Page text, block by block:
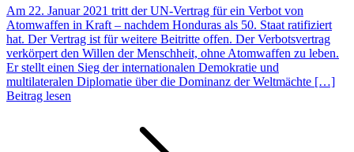
Am 22. Januar 2021 tritt der UN-Vertrag für ein Verbot von
Atomwaffen in Kraft – nachdem Honduras als 50. Staat ratifiziert
hat. Der Vertrag ist für weitere Beitritte offen. Der Verbotsvertrag
verkörpert den Willen der Menschheit, ohne Atomwaffen zu leben.
Er stellt einen Sieg der internationalen Demokratie und
multilateralen Diplomatie über die Dominanz der Weltmächte […]
Beitrag lesen